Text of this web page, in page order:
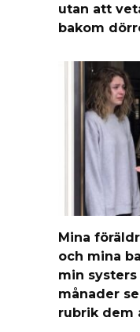
utan att
bakom
Mina
och mina
min
månader
rubrik dem